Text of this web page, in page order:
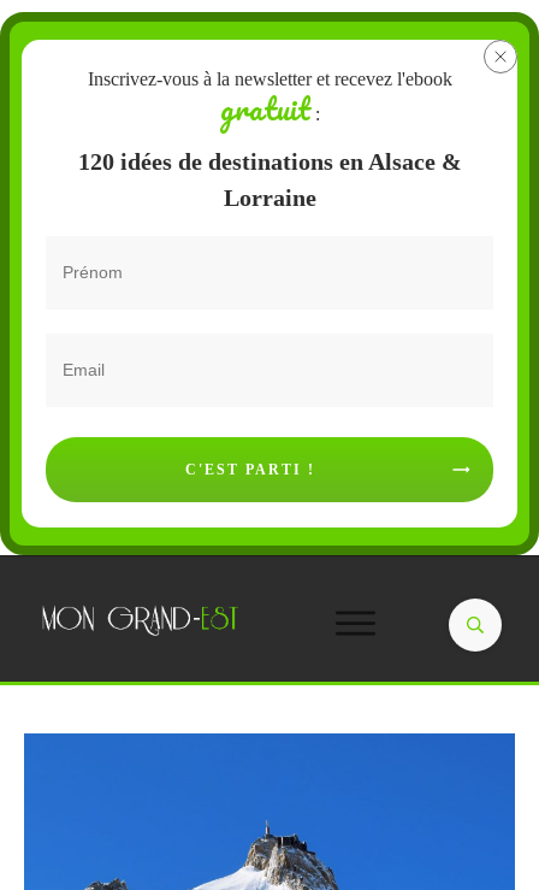
Inscrivez-vous à la newsletter et recevez l'ebook
gratuit:
120 idées de destinations en Alsace &
Lorraine
C'EST PARTI !